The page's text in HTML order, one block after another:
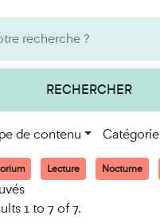
RECHERCHER
de contenu Catégorie
Lecture Nocturne
1 to 7 of 7.